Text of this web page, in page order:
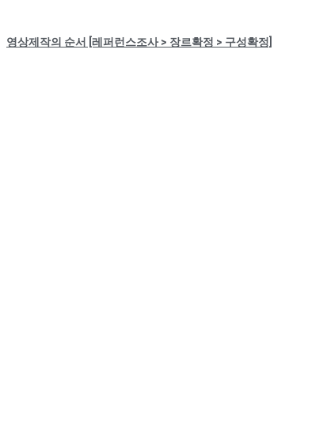
영상제작의 순서 [레퍼런스조사 > 장르확정 > 구성확정]